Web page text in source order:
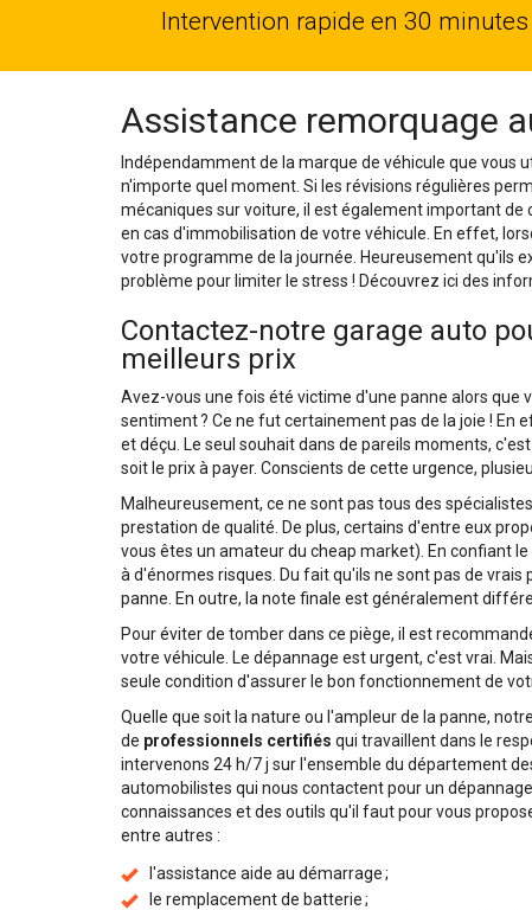
Intervention rapide en 30 minutes
Assistance remorquage
Indépendamment de la marque de véhicule que vous
n'importe quel moment. Si les révisions régulières
mécaniques sur voiture, il est également important
en cas d'immobilisation de votre véhicule. En effet,
votre programme de la journée. Heureusement qu'ils
problème pour limiter le stress ! Découvrez ici des
Contactez-notre garage auto
meilleurs prix
Avez-vous une fois été victime d'une panne alors que
sentiment ? Ce ne fut certainement pas de la joie !
et déçu. Le seul souhait dans de pareils moments,
soit le prix à payer. Conscients de cette urgence,
Malheureusement, ce ne sont pas tous des
prestation de qualité. De plus, certains d'entre eux
vous êtes un amateur du cheap market). En confiant
à d'énormes risques. Du fait qu'ils ne sont pas de
panne. En outre, la note finale est généralement
Pour éviter de tomber dans ce piège, il est
votre véhicule. Le dépannage est urgent, c'est vrai.
seule condition d'assurer le bon fonctionnement de
Quelle que soit la nature ou l'ampleur de la panne,
de professionnels certifiés qui travaillent dans le
intervenons 24 h/7 j sur l'ensemble du département
automobilistes qui nous contactent pour un
connaissances et des outils qu'il faut pour vous
entre autres :
l'assistance aide au démarrage ;
le remplacement de batterie ;